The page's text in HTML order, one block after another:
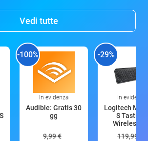
Vedi tutte
-100%
In evidenza
Audible: Gratis 30
gg
9,99 €
-29%
In evidenza
Logitech MX
S Tastiera
Wireless
119,99 €